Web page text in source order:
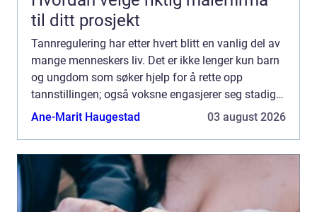
til ditt prosjekt
Tannregulering har etter hvert blitt en vanlig del av
mange menneskers liv. Det er ikke lenger kun barn
og ungdom som søker hjelp for å rette opp
tannstillingen; også voksne engasjerer seg stadig
oftere i prosessen for å oppn...
Ane-Marit Haugestad 03 august 2026